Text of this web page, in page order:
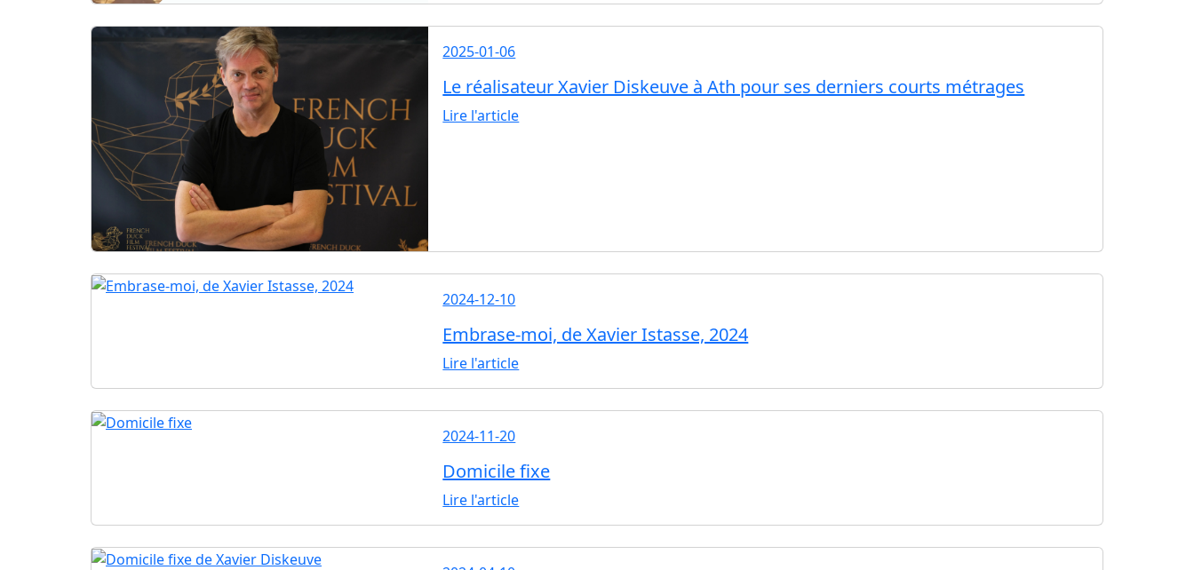
2025-01-06
Le réalisateur Xavier Diskeuve à Ath pour ses derniers courts métrages
Lire l'article
2024-12-10
Embrase-moi, de Xavier Istasse, 2024
Lire l'article
2024-11-20
Domicile fixe
Lire l'article